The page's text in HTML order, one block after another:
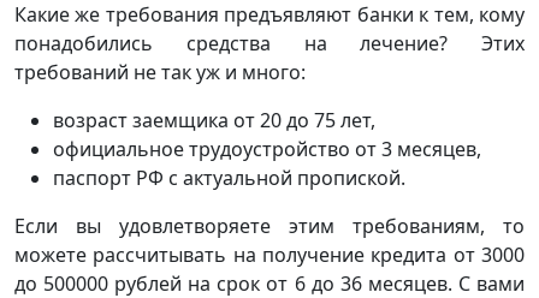
Какие же требования предъявляют банки к тем, кому
понадобились средства на лечение? Этих
требований не так уж и много:
возраст заемщика от 20 до 75 лет,
официальное трудоустройство от 3 месяцев,
паспорт РФ с актуальной пропиской.
Если вы удовлетворяете этим требованиям, то
можете рассчитывать на получение кредита от 3000
до 500000 рублей на срок от 6 до 36 месяцев. С вами